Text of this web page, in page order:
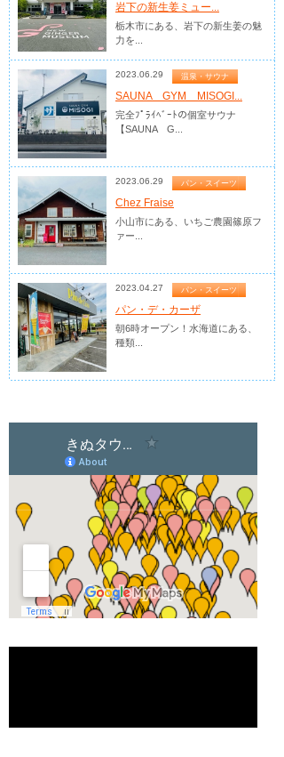
岩下の新生姜ミュー...
栃木市にある、岩下の新生姜の魅
力を...
2023.06.29 温泉・サウナ
SAUNA GYM MISOGI...
完全ﾌﾟﾗｲﾍﾞｰﾄの個室サウナ
【SAUNA G...
2023.06.29 パン・スイーツ
Chez Fraise
小山市にある、いちご農園篠原フ
ァー...
2023.04.27 パン・スイーツ
パン・デ・カーザ
朝6時オープン！水海道にある、
種類...